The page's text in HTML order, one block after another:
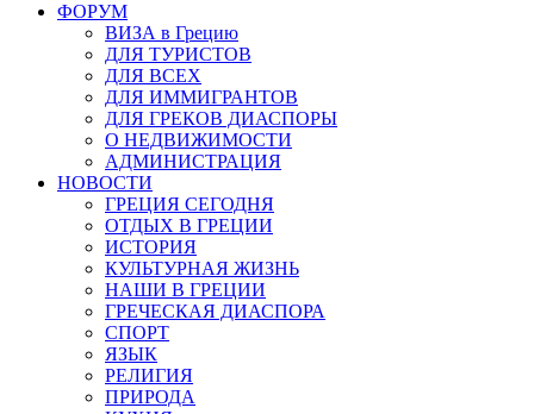
ФОРУМ
ВИЗА в Грецию
ДЛЯ ТУРИСТОВ
ДЛЯ ВСЕХ
ДЛЯ ИММИГРАНТОВ
ДЛЯ ГРЕКОВ ДИАСПОРЫ
О НЕДВИЖИМОСТИ
АДМИНИСТРАЦИЯ
НОВОСТИ
ГРЕЦИЯ СЕГОДНЯ
ОТДЫХ В ГРЕЦИИ
ИСТОРИЯ
КУЛЬТУРНАЯ ЖИЗНЬ
НАШИ В ГРЕЦИИ
ГРЕЧЕСКАЯ ДИАСПОРА
СПОРТ
ЯЗЫК
РЕЛИГИЯ
ПРИРОДА